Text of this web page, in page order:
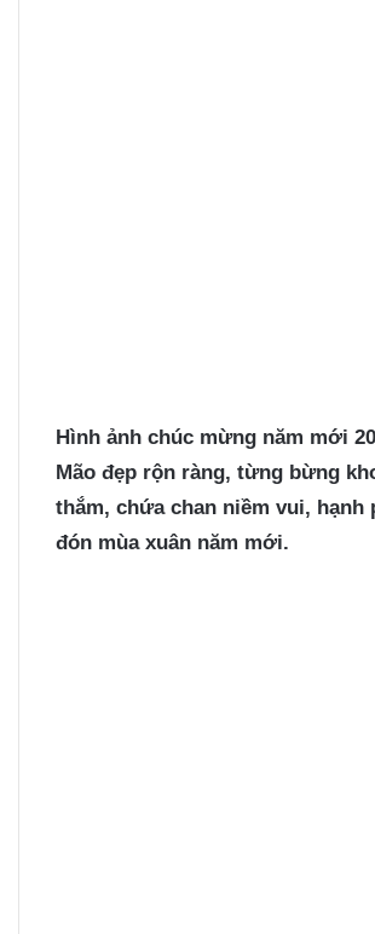
Hình ảnh chúc mừng năm mới
Mão đẹp rộn ràng, từng bừng
thắm, chứa chan niềm vui, hạnh
đón mùa xuân năm mới.